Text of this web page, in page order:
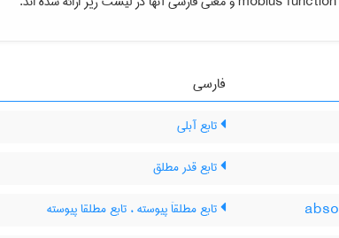
فارسی
تابع آبلی
تابع قدر مطلق
تابع مطلقاَ پیوسته ، تابع مطلقا پیوسته